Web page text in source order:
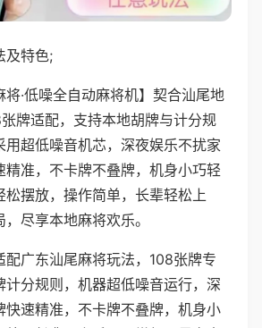
及特色;
将·低噪全自动麻将机】契合汕尾地
牌适配，支持本地胡牌与计分规
用超低噪音机芯，深夜娱乐不扰家
精准，不卡牌不叠牌，机身小巧轻
松摆放，操作简单，长辈轻松上
尽享本地麻将欢乐。
配广东汕尾麻将玩法，108张牌专
计分规则，机器超低噪音运行，深
快速精准，不卡牌不叠牌，机身小